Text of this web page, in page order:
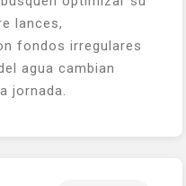
lances,
fondos irregulares
agua cambian
jornada.